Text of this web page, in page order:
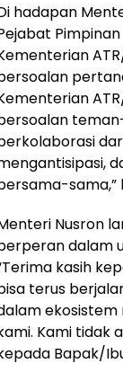
hadapan
sama,”
Nusron
dalam
kasih
terus
Kami tidak
Bapak/